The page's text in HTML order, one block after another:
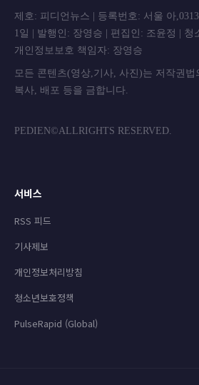
제호: 피디언뉴스 | 등록번호: 서울 아
1일 | 발행인: 장영승 | 편집인: 조윤정 | 청
개인정보보호 책임자: 장영승
모든 콘텐츠(영상,기사, 사진)는 저작권
복사, 배포 등
PEDIEN©ALLRIGHTS RESERVED.
서비스
RSS 피드
기사제보
개인정보처리방침
청소년보호정책
PulseRapid (Global)